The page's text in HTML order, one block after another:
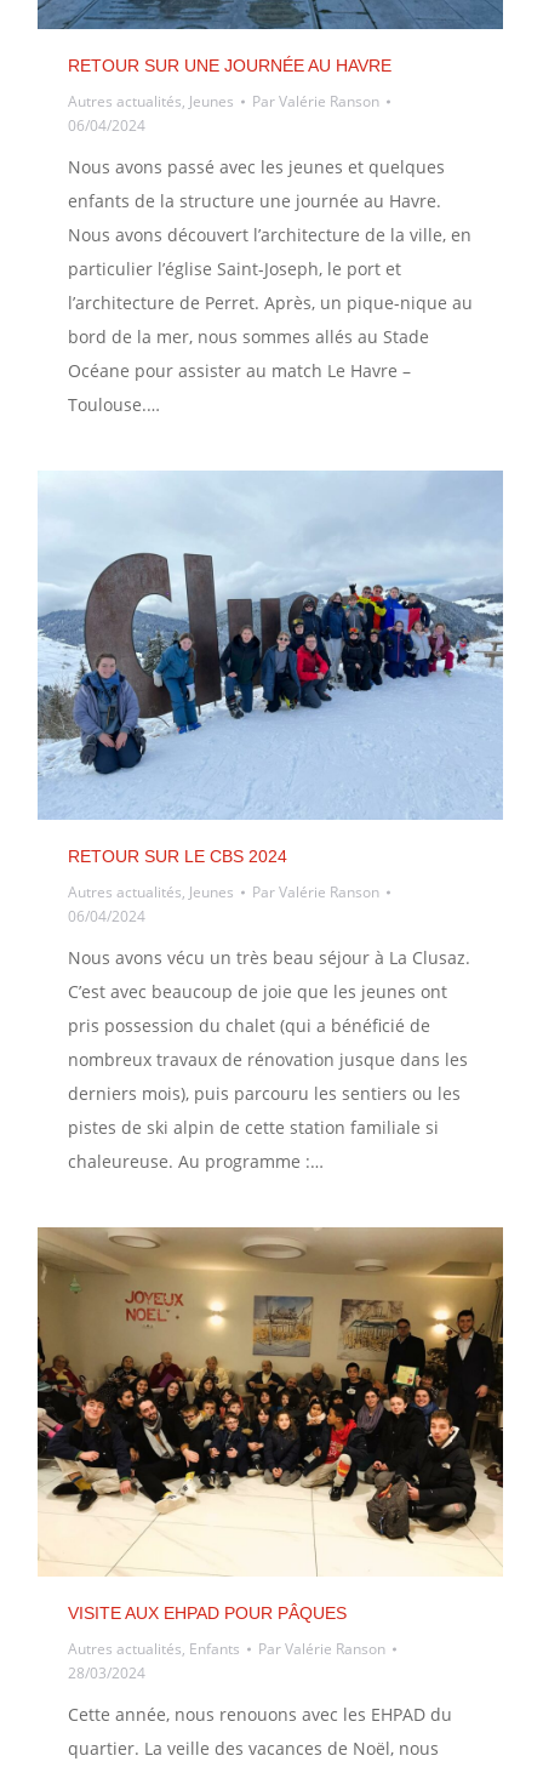
RETOUR SUR UNE JOURNÉE AU HAVRE
Autres actualités, Jeunes ParValérie Ranson
06/04/2024
Nous avons passé avec les jeunes et quelques
enfants de la structure une journée au Havre.
Nous avons découvert l’architecture de la ville, en
particulier l’église Saint-Joseph, le port et
l’architecture de Perret. Après, un pique-nique au
bord de la mer, nous sommes allés au Stade
Océane pour assister au match Le Havre –
Toulouse.…
RETOUR SUR LE CBS 2024
Autres actualités, Jeunes ParValérie Ranson
06/04/2024
Nous avons vécu un très beau séjour à La Clusaz.
C’est avec beaucoup de joie que les jeunes ont
pris possession du chalet (qui a bénéficié de
nombreux travaux de rénovation jusque dans les
derniers mois), puis parcouru les sentiers ou les
pistes de ski alpin de cette station familiale si
chaleureuse. Au programme :…
VISITE AUX EHPAD POUR PÂQUES
Autres actualités, Enfants ParValérie Ranson
28/03/2024
Cette année, nous renouons avec les EHPAD du
quartier. La veille des vacances de Noël, nous